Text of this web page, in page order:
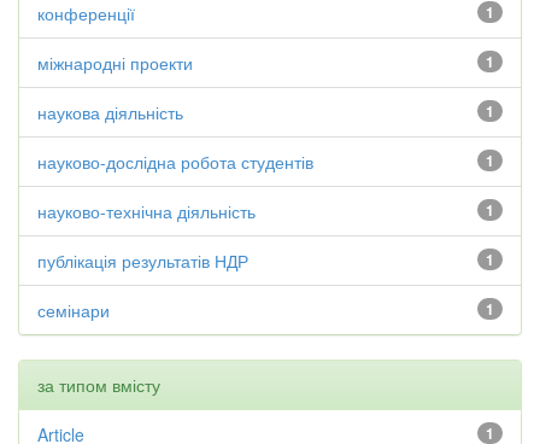
1
конференції
1
міжнародні проекти
1
наукова діяльність
1
науково-дослідна робота студентів
1
науково-технічна діяльність
1
публікація результатів НДР
1
семінари
за типом вмісту
1
Article